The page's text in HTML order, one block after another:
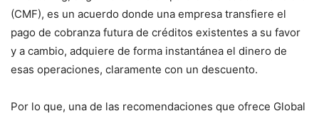
(CMF), es un acuerdo donde una empresa transfiere el
pago de cobranza futura de créditos existentes a su favor
y a cambio, adquiere de forma instantánea el dinero de
esas operaciones, claramente con un descuento.
Por lo que, una de las recomendaciones que ofrece Global